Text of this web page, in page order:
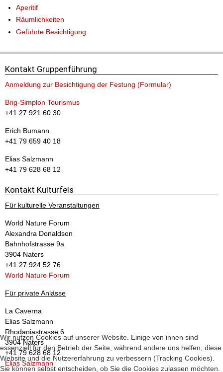
Für Geschichtsinteressierte
Aperitif
Räumlichkeiten
Geführte Besichtigung
Kontakt Gruppenführung
Anmeldung zur Besichtigung der Festung (Formular)
Brig-Simplon Tourismus
+41 27 921 60 30
Erich Bumann
+41 79 659 40 18
Elias Salzmann
+41 79 628 68 12
Kontakt Kulturfels
Für kulturelle Veranstaltungen
World Nature Forum
Alexandra Donaldson
Bahnhofstrasse 9a
3904 Naters
+41 27 924 52 76
World Nature Forum
Für private Anlässe
La Caverna
Elias Salzmann
Rhodaniastrasse 6
3904 Naters
+41 79 628 68 12
Elias Salzmann
Wir nutzen Cookies auf unserer Website. Einige von ihnen sind
essenziell für den Betrieb der Seite, während andere uns helfen, diese
Website und die Nutzererfahrung zu verbessern (Tracking Cookies).
Sie können selbst entscheiden, ob Sie die Cookies zulassen möchten.